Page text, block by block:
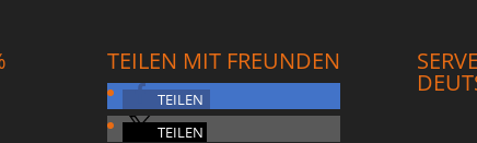
TEILEN MIT FREUNDEN
TEILEN
TEILEN